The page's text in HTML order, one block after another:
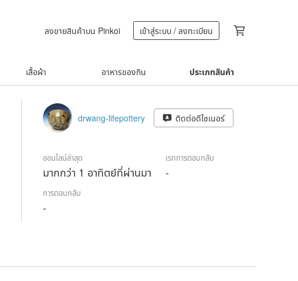
ลงขายสินค้าบน Pinkoi เข้าสู่ระบบ / ลงทะเบียน
เสื้อผ้า อาหารของกิน ประเภทสินค้า
drwang-lifepottery ติดต่อดีไซเนอร์
ออนไลน์ล่าสุด
มากกว่า 1 อาทิตย์ที่ผ่านมา
เรทการตอบกลับ
-
การตอบกลับ
-